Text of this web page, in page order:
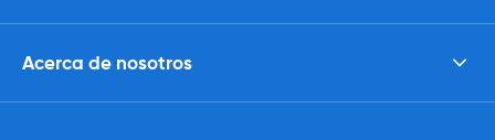
Acerca de nosotros